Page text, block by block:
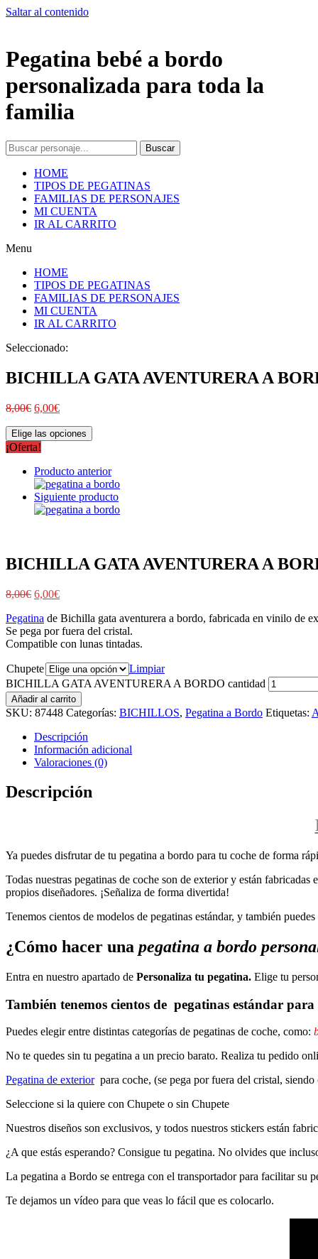
Saltar al contenido
Pegatina bebé a bordo
personalizada para toda la
familia
Buscar
HOME
TIPOS DE PEGATINAS
FAMILIAS DE PERSONAJES
MI CUENTA
IR AL CARRITO
Menu
HOME
TIPOS DE PEGATINAS
FAMILIAS DE PERSONAJES
MI CUENTA
IR AL CARRITO
Seleccionado:
BICHILLA GATA AVENTURERA A
8,00€ 6,00€
Elige las opciones
¡Oferta!
Producto anterior
Siguiente producto
BICHILLA GATA AVENTURERA A
8,00€ 6,00€
Pegatina de Bichilla gata aventurera a bordo, fabricada en vinilo de
Se pega por fuera del cristal.
Compatible con lunas tintadas.
Chupete
Limpiar
BICHILLA GATA AVENTURERA A BORDO cantidad
Añadir al carrito
SKU: 87448 Categorías: BICHILLOS, Pegatina a Bordo Etiquetas:
Descripción
Información adicional
Valoraciones (0)
Descripción
Ya puedes disfrutar de tu pegatina a bordo para tu coche de forma
Todas nuestras pegatinas de coche son de exterior y están
propios diseñadores. ¡Señaliza de forma divertida!
Tenemos cientos de modelos de pegatinas estándar, y también
¿Cómo hacer una pegatina a bordo
Entra en nuestro apartado de Personaliza tu pegatina. Elige tu
También tenemos cientos de pegatinas estándar para
Puedes elegir entre distintas categorías de pegatinas de coche, como:
No te quedes sin tu pegatina a un precio barato. Realiza tu pedido
Pegatina de exteriorpara coche, (se pega por fuera del cristal,
Seleccione si la quiere con Chupete o sin Chupete
Nuestros diseños son exclusivos, y todos nuestros stickers están
¿A que estás esperando? Consigue tu pegatina. No olvides que
La pegatina a Bordo se entrega con el transportador para facilitar su
Te dejamos un vídeo para que veas lo fácil que es colocarlo.